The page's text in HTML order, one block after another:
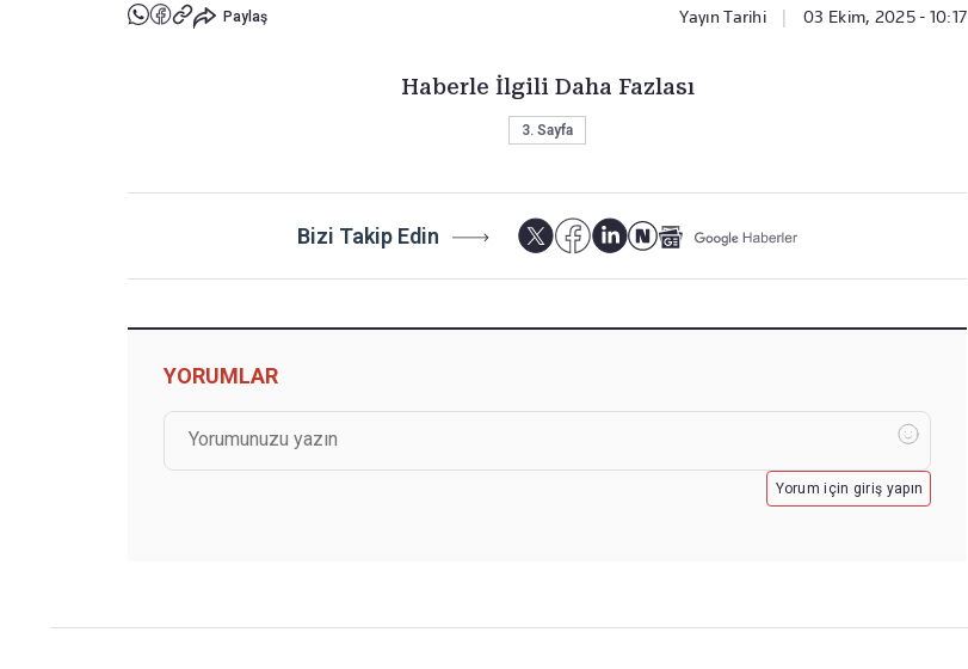
Paylaş Yayın Tarihi 03 Ekim, 2025 - 10:17
Haberle İlgili Daha Fazlası
3. Sayfa
Bizi Takip Edin
YORUMLAR
Yorum için giriş yapın